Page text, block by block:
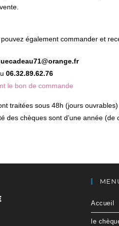
également commander et
06.32.89.62.76
le bon de commande
traitées sous 48h (jours
des chèques sont d’une année (de
Accueil
le